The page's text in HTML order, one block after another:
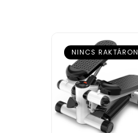
NINCS RAKTÁRON